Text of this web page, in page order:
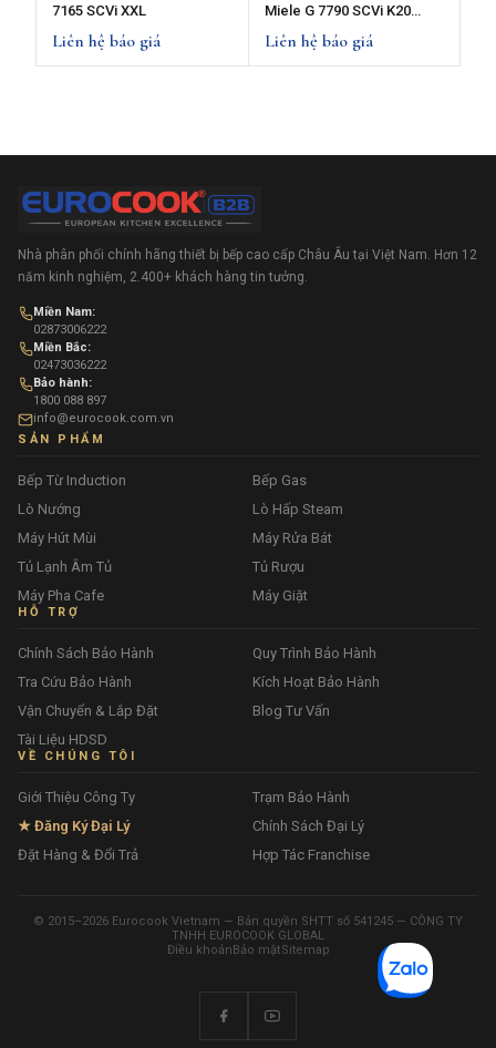
7165 SCVi XXL
Liên hệ báo giá
Miele G 7790 SCVi K20
AutoDos
Liên hệ báo giá
Nhà phân phối chính hãng thiết bị bếp cao cấp Châu Âu tại Việt Nam. Hơn 12
năm kinh nghiệm, 2.400+ khách hàng tin tưởng.
Miền Nam:
02873006222
Miền Bắc:
02473036222
Bảo hành:
1800 088 897
info@eurocook.com.vn
SẢN PHẨM
Bếp Từ Induction
Bếp Gas
Lò Nướng
Lò Hấp Steam
Máy Hút Mùi
Máy Rửa Bát
Tủ Lạnh Âm Tủ
Tủ Rượu
Máy Pha Cafe
Máy Giặt
HỖ TRỢ
Chính Sách Bảo Hành
Quy Trình Bảo Hành
Tra Cứu Bảo Hành
Kích Hoạt Bảo Hành
Vận Chuyển & Lắp Đặt
Blog Tư Vấn
Tài Liệu HDSD
VỀ CHÚNG TÔI
Giới Thiệu Công Ty
Trạm Bảo Hành
★ Đăng Ký Đại Lý
Chính Sách Đại Lý
Đặt Hàng & Đổi Trả
Hợp Tác Franchise
© 2015–2026 Eurocook Vietnam — Bản quyền SHTT số 541245 — CÔNG TY
TNHH EUROCOOK GLOBAL
Điều khoảnBảo mậtSitemap